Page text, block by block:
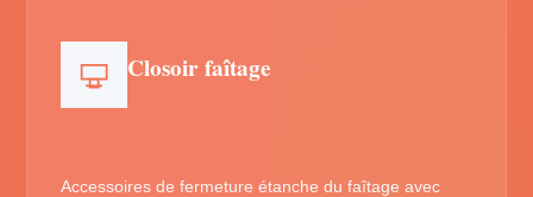
Closoir faîtage
Accessoires de fermeture étanche du faîtage avec